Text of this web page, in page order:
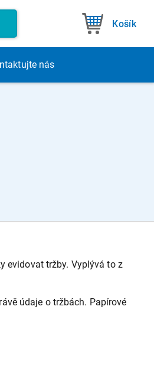
Košík
ujte nás
evidovat tržby. Vyplývá to z
údaje o tržbách. Papírové